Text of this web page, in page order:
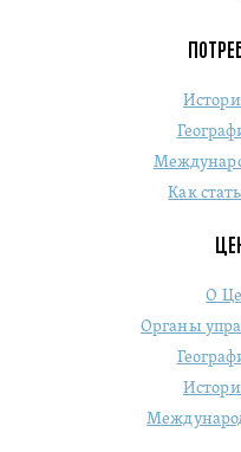
Как
О
Органы